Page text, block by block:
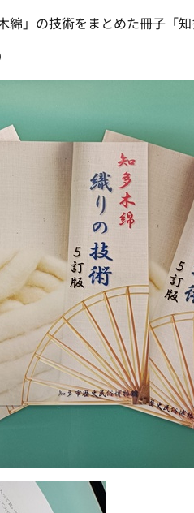
綿」の技術をまとめた冊子「